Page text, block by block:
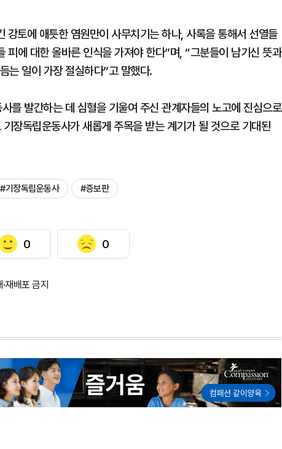
강토에 애틋한 염원만이 사무치기는 하나, 사록을 통해서 선열들
피에 대한 올바른 인식을 가져야 한다”며, “그분들이 남기신 뜻과
는 일이 가장 절실하다”고 말했다.
를 발간하는 데 심혈을 기울여 주신 관계자들의 노고에 진심으로
장독립운동사가 새롭게 주목을 받는 계기가 될 것으로 기대된
#기장독립운동사 #증보판
0 0
재배포 금지